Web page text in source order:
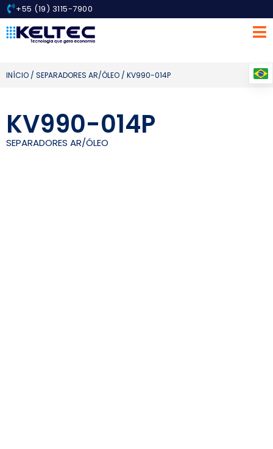
+55 (19) 3115-7900
INÍCIO / SEPARADORES AR/ÓLEO / KV990-014P
KV990-014P
SEPARADORES AR/ÓLEO